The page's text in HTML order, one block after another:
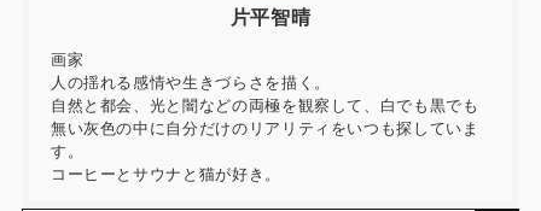
片平智晴
画家
人の揺れる感情や生きづらさを描く。
自然と都会、光と闇などの両極を観察して、白でも黒でも
無い灰色の中に自分だけのリアリティをいつも探していま
す。
コーヒーとサウナと猫が好き。